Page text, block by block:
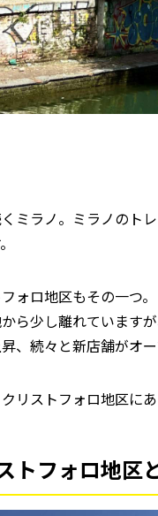
ミラノ。ミラノのト
ォロ地区もその一つ。
ら少し離れています
、続々と新店舗がオ
リストフォロ地区に
トフォロ地区